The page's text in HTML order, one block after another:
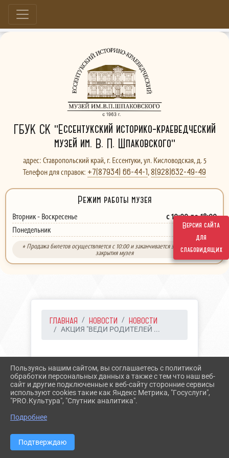
Версия сайта
для
слабовидящих
Больше, чем музей...
ГБУК СК "Ессентукский историко-краеведческий
музей им. В. П. Шпаковского"
адрес: Ставропольский край, г. Ессентуки, ул. Кисловодская, д. 5
Телефон для справок: +7(87934) 66-44-1,8(928)632-49-49
Режим работы музея
Вторник - Воскресенье с 10:00 до 18:00
Понедельник выходной
* Продажа билетов осуществляется с 10:00 и заканчивается за 30 минут до
закрытия музея
ГЛАВНАЯ НОВОСТИ НОВОСТИ
АКЦИЯ "ВЕДИ РОДИТЕЛЕЙ ...
АКЦИЯ "ВЕДИ
РОДИТЕЛЕЙ В МУЗЕЙ"
Пользуясь нашим сайтом, вы соглашаетесь с политикой
обработки персональных данных а также с тем что наш веб-
сайт и другие подключенные к веб-сайту сторонние сервисы
используют cookies такие как Яндекс Метрика, "Госуслуги",
"PRO.Культура", "Спутник аналитика".
Подробнее
Подтверждаю